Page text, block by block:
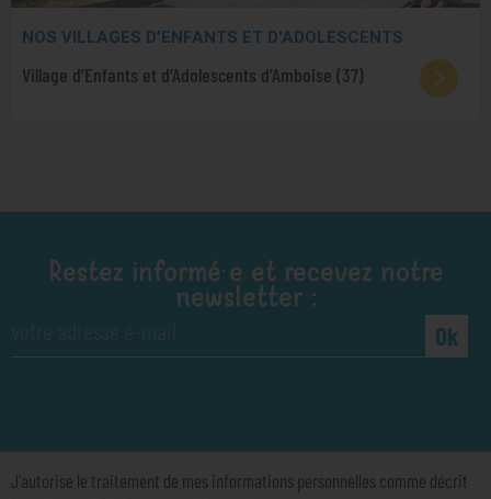
NOS VILLAGES D’ENFANTS ET D'ADOLESCENTS
Village d’Enfants et d’Adolescents d’Amboise (37)
Restez informé·e et recevez notre
newsletter :
Ok
J'autorise le traitement de mes informations personnelles comme décrit